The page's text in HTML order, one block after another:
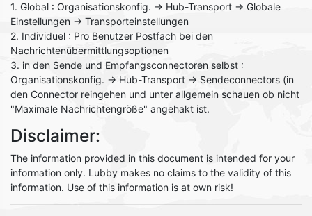
1. Global : Organisationskonfig. -> Hub-Transport -> Globale
Einstellungen -> Transporteinstellungen
2. Individuel : Pro Benutzer Postfach bei den
Nachrichtenübermittlungsoptionen
3. in den Sende und Empfangsconnectoren selbst :
Organisationskonfig. -> Hub-Transport -> Sendeconnectors (in
den Connector reingehen und unter allgemein schauen ob nicht
"Maximale Nachrichtengröße" angehakt ist.
Disclaimer:
The information provided in this document is intended for your
information only. Lubby makes no claims to the validity of this
information. Use of this information is at own risk!